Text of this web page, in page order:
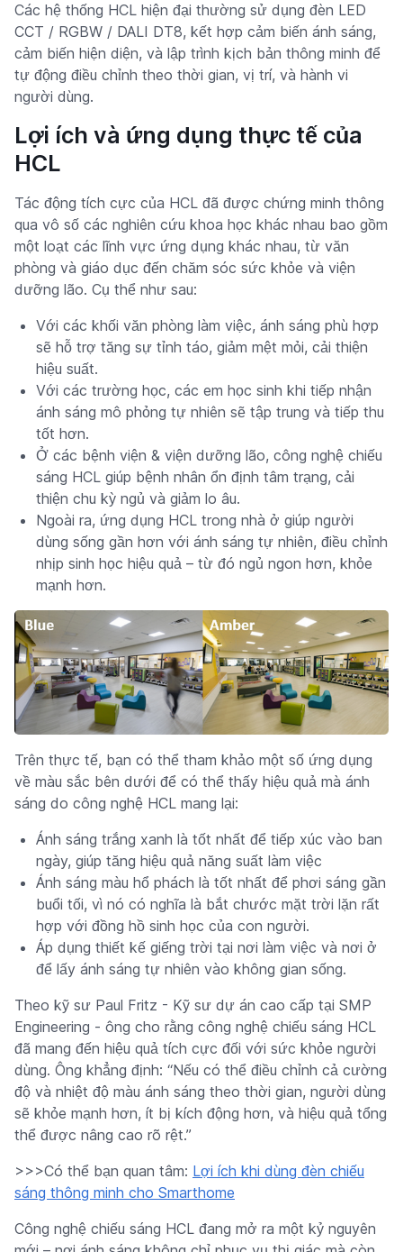
Các hệ thống HCL hiện đại thường sử dụng đèn LED
CCT / RGBW / DALI DT8, kết hợp cảm biến ánh sáng,
cảm biến hiện diện, và lập trình kịch bản thông minh để
tự động điều chỉnh theo thời gian, vị trí, và hành vi
người dùng.
Lợi ích và ứng dụng thực tế của
HCL
Tác động tích cực của HCL đã được chứng minh thông
qua vô số các nghiên cứu khoa học khác nhau bao gồm
một loạt các lĩnh vực ứng dụng khác nhau, từ văn
phòng và giáo dục đến chăm sóc sức khỏe và viện
dưỡng lão. Cụ thể như sau:
Với các khối văn phòng làm việc, ánh sáng phù hợp
sẽ hỗ trợ tăng sự tỉnh táo, giảm mệt mỏi, cải thiện
hiệu suất.
Với các trường học, các em học sinh khi tiếp nhận
ánh sáng mô phỏng tự nhiên sẽ tập trung và tiếp thu
tốt hơn.
Ở các bệnh viện & viện dưỡng lão, công nghệ chiếu
sáng HCL giúp bệnh nhân ổn định tâm trạng, cải
thiện chu kỳ ngủ và giảm lo âu.
Ngoài ra, ứng dụng HCL trong nhà ở giúp người
dùng sống gần hơn với ánh sáng tự nhiên, điều chỉnh
nhịp sinh học hiệu quả – từ đó ngủ ngon hơn, khỏe
mạnh hơn.
Trên thực tế, bạn có thể tham khảo một số ứng dụng
về màu sắc bên dưới để có thể thấy hiệu quả mà ánh
sáng do công nghệ HCL mang lại:
Ánh sáng trắng xanh là tốt nhất để tiếp xúc vào ban
ngày, giúp tăng hiệu quả năng suất làm việc
Ánh sáng màu hổ phách là tốt nhất để phơi sáng gần
buổi tối, vì nó có nghĩa là bắt chước mặt trời lặn rất
hợp với đồng hồ sinh học của con người.
Áp dụng thiết kế giếng trời tại nơi làm việc và nơi ở
để lấy ánh sáng tự nhiên vào không gian sống.
Theo kỹ sư Paul Fritz - Kỹ sư dự án cao cấp tại SMP
Engineering - ông cho rằng công nghệ chiếu sáng HCL
đã mang đến hiệu quả tích cực đối với sức khỏe người
dùng. Ông khẳng định: “Nếu có thể điều chỉnh cả cường
độ và nhiệt độ màu ánh sáng theo thời gian, người dùng
sẽ khỏe mạnh hơn, ít bị kích động hơn, và hiệu quả tổng
thể được nâng cao rõ rệt.”
>>>Có thể bạn quan tâm: Lợi ích khi dùng đèn chiếu
sáng thông minh cho Smarthome
Công nghệ chiếu sáng HCL đang mở ra một kỷ nguyên